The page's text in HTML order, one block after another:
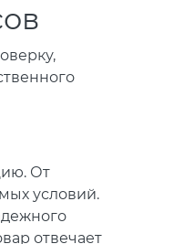
От
условий.
отвечает